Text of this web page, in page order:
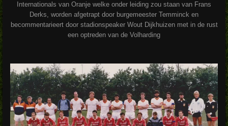
Internationals van Oranje welke onder leiding zou staan van Frans
Derks, worden afgetrapt door burgemeester Temminck en
becommentarieert door stadionspeaker Wout Dijkhuizen met in de rust
een optreden van de Volharding